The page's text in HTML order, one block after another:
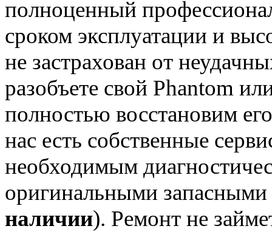
полноценный
сроком эксплуатации и
не застрахован от
разобъете свой Phantom
полностью восстановим
нас есть собственные
необходимым
оригинальными
наличии). Ремонт не